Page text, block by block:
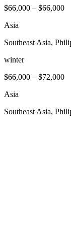
$66,000 – $66,000
Asia
Southeast Asia,
winter
$66,000 – $72,000
Asia
Southeast Asia,